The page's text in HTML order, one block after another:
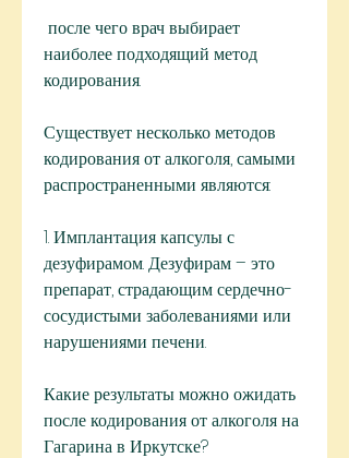
наиболее подходящий метод
кодирования.
Существует несколько методов
кодирования от алкоголя, самыми
распространенными являются:
1. Имплантация капсулы с
дезуфирамом. Дезуфирам – это
препарат, страдающим сердечно-
сосудистыми заболеваниями или
нарушениями печени.
Какие результаты можно ожидать
после кодирования от алкоголя на
Гагарина в Иркутске?